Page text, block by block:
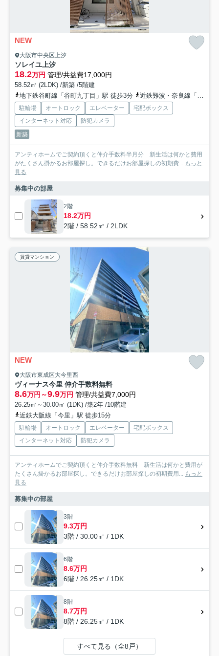
NEW
大阪市中央区上汐
ソレイユ上汐
18.2万円 管理/共益費17,000円
58.52㎡ (2LDK) /新築 /5階建
地下鉄谷町線「谷町九丁目」駅 徒歩3分
近鉄難波・奈良線「大阪上本町」駅 徒歩9分
駐輪場 オートロック エレベーター
宅配ボックス
インターネット対応
防犯カメラ
新築
アンティホームでご契約頂くと仲介手数料半月分 新生活は何かと費用
がたくさん掛かるお部屋探し。できるだけお部屋探しの初期費... もっと
見る
募集中の部屋
2階
18.2万円
2階 / 58.52㎡ / 2LDK
賃貸マンション
NEW
大阪市東成区大今里西
ヴィーナス今里 仲介手数料無料
8.6万円～9.9万円 管理/共益費7,000円
26.25㎡～30.00㎡ (1DK) /築2年 /10階建
近鉄大阪線「今里」駅 徒歩15分
駐輪場 オートロック エレベーター
宅配ボックス
インターネット対応
防犯カメラ
アンティホームでご契約頂くと仲介手数料無料 新生活は何かと費用が
たくさん掛かるお部屋探し。できるだけお部屋探しの初期費用... もっと
見る
募集中の部屋
3階
9.3万円
3階 / 30.00㎡ / 1DK
6階
8.6万円
6階 / 26.25㎡ / 1DK
8階
8.7万円
8階 / 26.25㎡ / 1DK
すべて見る（全8戸）